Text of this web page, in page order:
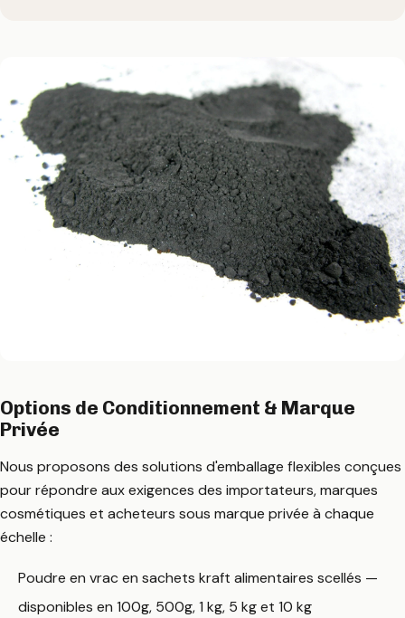
Options de Conditionnement & Marque
Privée
Nous proposons des solutions d'emballage flexibles conçues
pour répondre aux exigences des importateurs, marques
cosmétiques et acheteurs sous marque privée à chaque
échelle :
Poudre en vrac en sachets kraft alimentaires scellés —
disponibles en 100g, 500g, 1 kg, 5 kg et 10 kg